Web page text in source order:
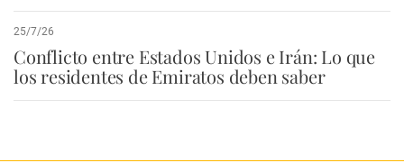
25/7/26
Conflicto entre Estados Unidos e Irán: Lo que
los residentes de Emiratos deben saber